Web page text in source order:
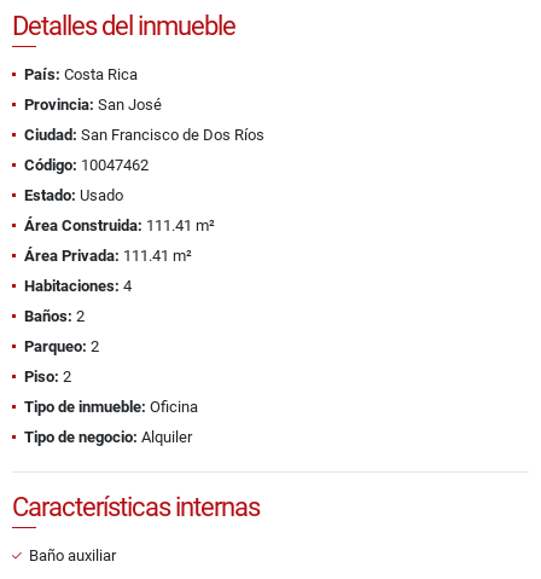
Detalles del inmueble
País: Costa Rica
Provincia: San José
Ciudad: San Francisco de Dos Ríos
Código: 10047462
Estado: Usado
Área Construida: 111.41 m²
Área Privada: 111.41 m²
Habitaciones: 4
Baños: 2
Parqueo: 2
Piso: 2
Tipo de inmueble: Oficina
Tipo de negocio: Alquiler
Características internas
Baño auxiliar